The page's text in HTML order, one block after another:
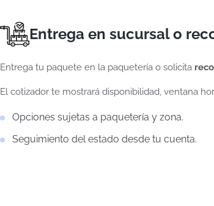
Entrega en sucursal o
Entrega tu paquete en la paquetería o solicita
El cotizador te mostrará disponibilidad, ventana
Opciones sujetas a paquetería y zona.
Seguimiento del estado desde tu cuenta.